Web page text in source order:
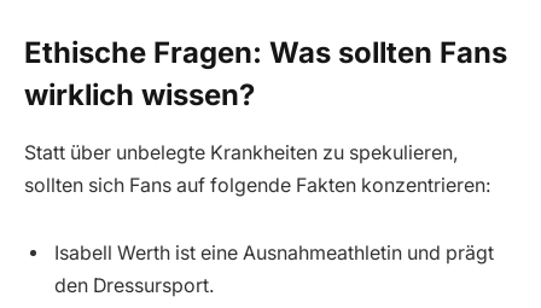
Ethische Fragen: Was sollten Fans
wirklich wissen?
Statt über unbelegte Krankheiten zu spekulieren,
sollten sich Fans auf folgende Fakten konzentrieren:
Isabell Werth ist eine Ausnahmeathletin und prägt
den Dressursport.